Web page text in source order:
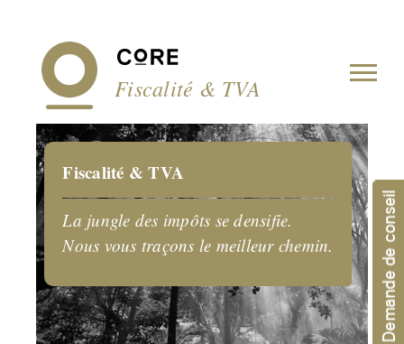
Fiscalité & TVA
Fiscalité & TVA
La jungle des impôts se densifie.
Nous vous traçons le meilleur chemin.
Demande de conseil